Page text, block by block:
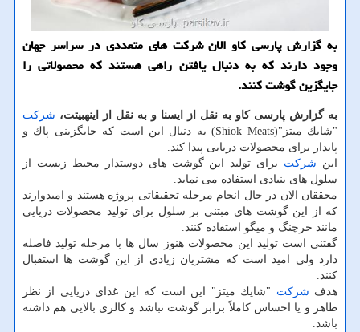
به گزارش پارسی كاو الان شركت های متعددی در سراسر جهان
وجود دارند كه به دنبال یافتن راهی هستند كه محصولاتی را
جایگزین گوشت كنند.
به گزارش پارسی كاو به نقل از ایسنا و به نقل از اینهبیتت، شركت
"شایك میتز"(Shiok Meats) به دنبال این است كه جایگزینی پاك و
پایدار برای محصولات دریایی پیدا كند.
این شركت برای تولید این گوشت های دوستدار محیط زیست از
سلول های بنیادی استفاده می نماید.
محققان الان در حال انجام مرحله تحقیقاتی پروژه هستند و امیدوارند
كه از این گوشت های مبتنی بر سلول برای تولید محصولات دریایی
مانند خرچنگ و میگو استفاده كنند.
گفتنی است تولید این محصولات هنوز سال ها با مرحله تولید فاصله
دارد ولی امید است كه مشتریان زیادی از این گوشت ها استقبال
كنند.
هدف شركت "شایك میتز" این است كه این غذای دریایی از نظر
ظاهر و یا احساس كاملاً برابر گوشت نباشد و كالری بالایی هم داشته
باشد.